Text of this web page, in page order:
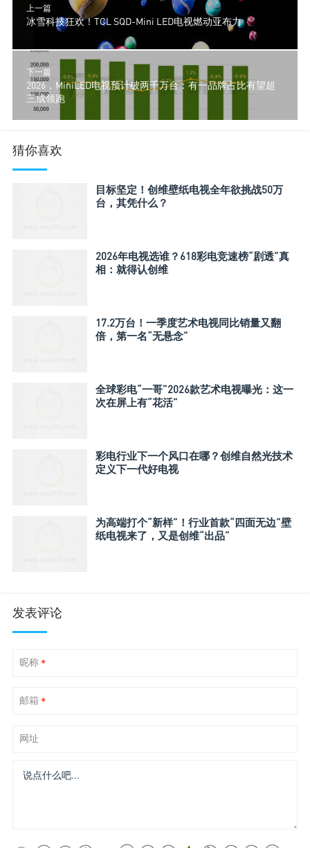
上一篇
冰雪科技狂欢！TCL SQD-Mini LED电视燃动亚布力
下一篇
2026，MiniLED电视预计破两千万台：有一品牌占比有望超
三成领跑
猜你喜欢
目标坚定！创维壁纸电视全年欲挑战50万
台，其凭什么？
2026年电视选谁？618彩电竞速榜“剧透”真
相：就得认创维
17.2万台！一季度艺术电视同比销量又翻
倍，第一名“无悬念”
全球彩电“一哥”2026款艺术电视曝光：这一
次在屏上有“花活”
彩电行业下一个风口在哪？创维自然光技术
定义下一代好电视
为高端打个“新样”！行业首款“四面无边”壁
纸电视来了，又是创维“出品”
发表评论
昵称 *
邮箱 *
网址